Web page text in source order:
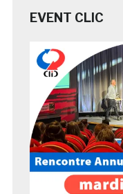
EVENT CLIC